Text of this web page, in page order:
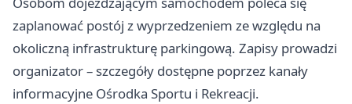
zaplanować postój z wyprzedzeniem ze względu na
okoliczną infrastrukturę parkingową. Zapisy prowadzi
organizator – szczegóły dostępne poprzez kanały
informacyjne Ośrodka Sportu i Rekreacji.